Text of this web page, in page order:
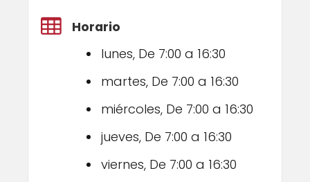
Horario
lunes, De 7:00 a 16:30
martes, De 7:00 a 16:30
miércoles, De 7:00 a 16:30
jueves, De 7:00 a 16:30
viernes, De 7:00 a 16:30